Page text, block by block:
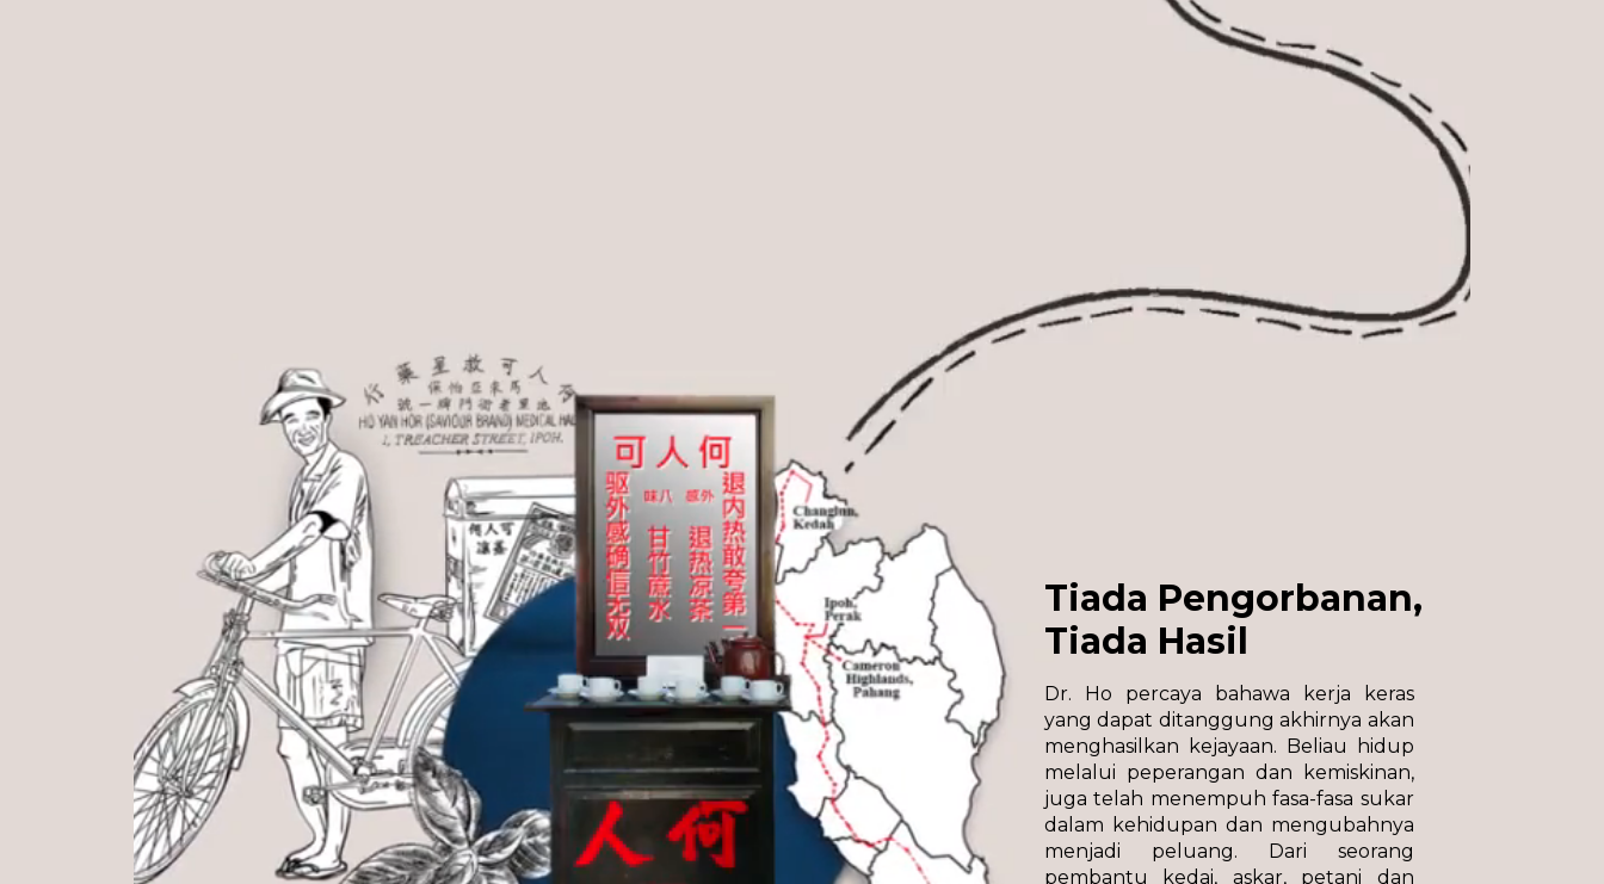
Tiada Pengorbanan,
Tiada Hasil
Dr. Ho percaya bahawa kerja keras
yang dapat ditanggung akhirnya akan
menghasilkan kejayaan. Beliau hidup
melalui peperangan dan kemiskinan,
juga telah menempuh fasa-fasa sukar
dalam kehidupan dan mengubahnya
menjadi peluang. Dari seorang
pembantu kedai, askar, petani dan